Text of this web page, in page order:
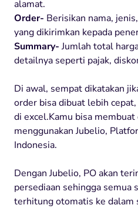
alamat.
Order- Berisikan nama,
yang dikirimkan kepada
Summary-Jumlah total
detailnya seperti pajak,
Di awal, sempat dikatakan
order bisa dibuat lebih
di excel.Kamu bisa
menggunakan Jubelio,
Indonesia.
Dengan Jubelio, PO akan
persediaan sehingga semua
terhitung otomatis ke dalam